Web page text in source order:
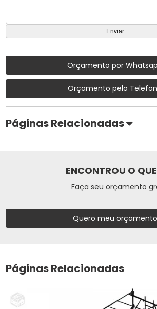
Orçamento por
Orçamento pelo
Páginas Relacionadas
ENCONTROU O
Faça seu orçamento
Quero meu orçamento
Páginas Relacionadas